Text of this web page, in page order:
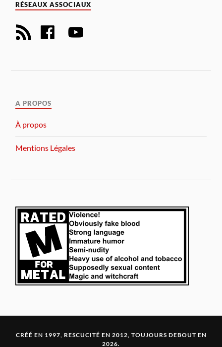
RÉSEAUX ASSOCIAUX
A PROPOS
À propos
Mentions Légales
CRÉÉ EN 1997, RESCUCITÉ EN 2012, TOUJOURS DEBOUT EN
2026.